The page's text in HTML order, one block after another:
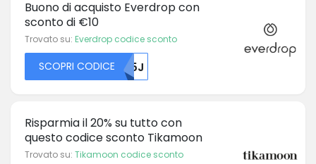
Buono di acquisto Everdrop con
sconto di €10
Trovato su: Everdrop codice sconto
SCOPRI CODICEQU5J
Risparmia il 20% su tutto con
questo codice sconto Tikamoon
Trovato su: Tikamoon codice sconto